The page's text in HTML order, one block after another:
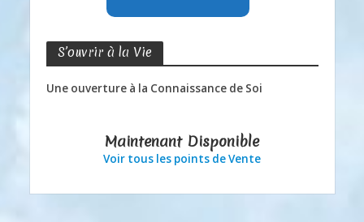
S’ouvrir à la Vie
Une ouverture à la Connaissance de Soi
Maintenant Disponible
Voir tous les points de Vente